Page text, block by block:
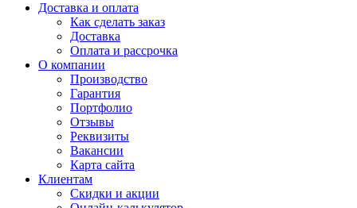
Доставка и оплата
Как сделать заказ
Доставка
Оплата и рассрочка
О компании
Производство
Гарантия
Портфолио
Отзывы
Реквизиты
Вакансии
Карта сайта
Клиентам
Скидки и акции